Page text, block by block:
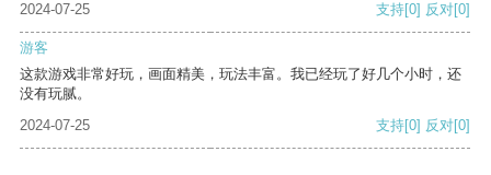
2024-07-25
支持[0] 反对[0]
游客
这款游戏非常好玩，画面精美，玩法丰富。我已经玩了好几个小时，还
没有玩腻。
2024-07-25
支持[0] 反对[0]